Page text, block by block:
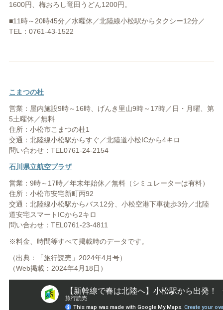
1600円、梅おろし竜田うどん1200円。
■11時～20時45分／水曜休／北陸線小松駅からタクシー12分／
TEL：0761-43-1522
こまつの杜
営業：屋内施設9時～16時、げんき里山9時～17時／日・月曜、第
5土曜休／無料
住所：小松市こまつの杜1
交通：北陸線小松駅からすぐ／北陸道小松ICから4キロ
問い合わせ：TEL0761-24-2154
石川県立航空プラザ
営業：9時～17時／年末年始休／無料（シミュレーターは有料）
住所：小松市安宅新町丙92
交通：北陸線小松駅からバス12分、小松空港下車徒歩3分／北陸
道安宅スマートICから2キロ
問い合わせ：TEL0761-23-4811
※料金、時間等すべて掲載時のデータです。
（出典：「旅行読売」2024年4月号）
（Web掲載：2024年4月18日）